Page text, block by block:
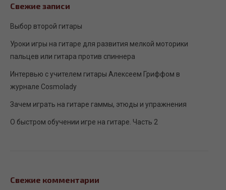
Свежие записи
Выбор второй гитары
Уроки игры на гитаре для развития мелкой моторики
пальцев или гитара против спиннера
Интервью с учителем гитары Алексеем Гриффом в
журнале Сosmolady
Зачем играть на гитаре гаммы, этюды и упражнения
О быстром обучении игре на гитаре. Часть 2
Свежие комментарии